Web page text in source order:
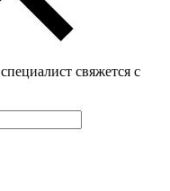
свяжется с